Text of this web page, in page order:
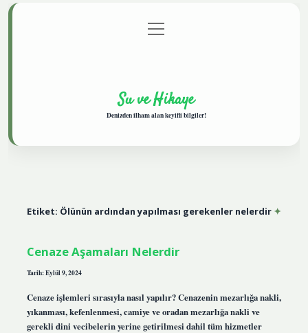
Gizlilik Politikası
menüyü
aç
Su ve Hikaye
Denizden ilham alan keyifli bilgiler!
Etiket: Ölünün ardından yapılması gerekenler nelerdir
Cenaze Aşamaları Nelerdir
Tarih: Eylül 9, 2024
Cenaze işlemleri sırasıyla nasıl yapılır? Cenazenin mezarlığa nakli,
yıkanması, kefenlenmesi, camiye ve oradan mezarlığa nakli ve
gerekli dini vecibelerin yerine getirilmesi dahil tüm hizmetler